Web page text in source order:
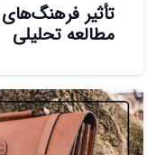
تأثیر
مطالعه تحلیلی